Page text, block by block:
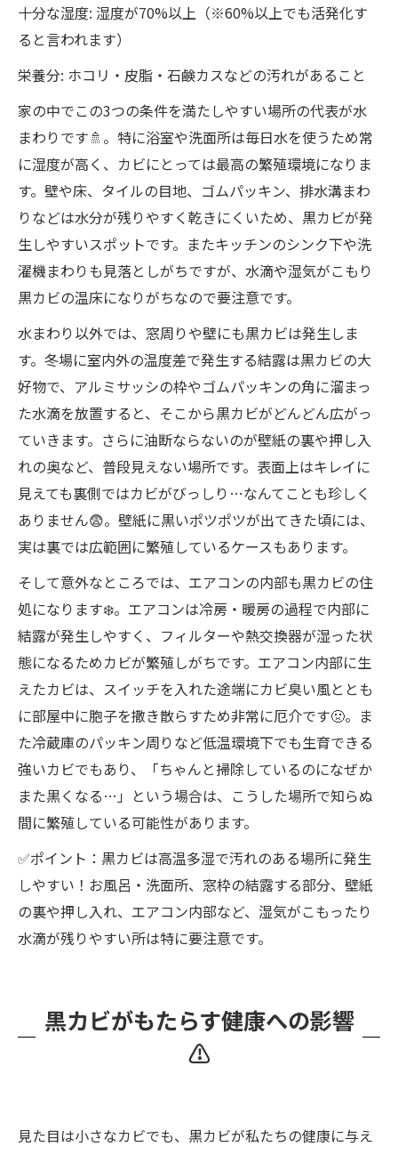
十分な湿度: 湿度が70%以上（※60%以上でも活発化す
ると言われます）
栄養分: ホコリ・皮脂・石鹸カスなどの汚れがあること
家の中でこの3つの条件を満たしやすい場所の代表が水
まわりです🚿。特に浴室や洗面所は毎日水を使うため常
に湿度が高く、カビにとっては最高の繁殖環境になりま
す。壁や床、タイルの目地、ゴムパッキン、排水溝まわ
りなどは水分が残りやすく乾きにくいため、黒カビが発
生しやすいスポットです。またキッチンのシンク下や洗
濯機まわりも見落としがちですが、水滴や湿気がこもり
黒カビの温床になりがちなので要注意です。
水まわり以外では、窓周りや壁にも黒カビは発生しま
す。冬場に室内外の温度差で発生する結露は黒カビの大
好物で、アルミサッシの枠やゴムパッキンの角に溜まっ
た水滴を放置すると、そこから黒カビがどんどん広がっ
ていきます。さらに油断ならないのが壁紙の裏や押し入
れの奥など、普段見えない場所です。表面上はキレイに
見えても裏側ではカビがびっしり…なんてことも珍しく
ありません😨。壁紙に黒いポツポツが出てきた頃には、
実は裏では広範囲に繁殖しているケースもあります。
そして意外なところでは、エアコンの内部も黒カビの住
処になります❄️。エアコンは冷房・暖房の過程で内部に
結露が発生しやすく、フィルターや熱交換器が湿った状
態になるためカビが繁殖しがちです。エアコン内部に生
えたカビは、スイッチを入れた途端にカビ臭い風ととも
に部屋中に胞子を撒き散らすため非常に厄介です🤢。ま
た冷蔵庫のパッキン周りなど低温環境下でも生育できる
強いカビでもあり、「ちゃんと掃除しているのになぜか
また黒くなる…」という場合は、こうした場所で知らぬ
間に繁殖している可能性があります。
✅ポイント：黒カビは高温多湿で汚れのある場所に発生
しやすい！お風呂・洗面所、窓枠の結露する部分、壁紙
の裏や押し入れ、エアコン内部など、湿気がこもったり
水滴が残りやすい所は特に要注意です。
黒カビがもたらす健康への影響
⚠️
見た目は小さなカビでも、黒カビが私たちの健康に与え